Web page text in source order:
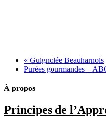
« Guignolée Beauharnois
Purées gourmandes –
À propos
Principes de